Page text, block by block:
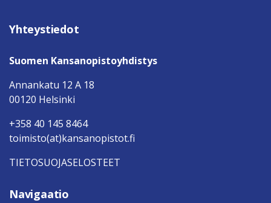
Yhteystiedot
Suomen Kansanopistoyhdistys
Annankatu 12 A 18
00120 Helsinki
+358 40 145 8464
toimisto(at)kansanopistot.fi
TIETOSUOJASELOSTEET
Navigaatio